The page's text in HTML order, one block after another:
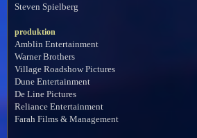
Steven Spielberg
produktion
Amblin Entertainment
Warner Brothers
Village Roadshow Pictures
Dune Entertainment
De Line Pictures
Reliance Entertainment
Farah Films & Management